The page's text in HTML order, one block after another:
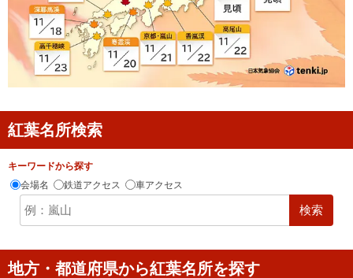
紅葉名所検索
キーワードから探す
会場名
鉄道アクセス 車アクセス
検索
地方・都道府県から紅葉名所を探す